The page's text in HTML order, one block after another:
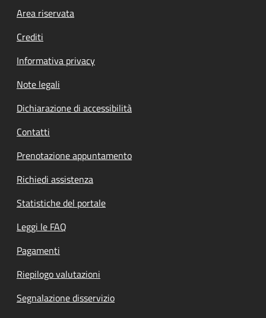
Footer menu
Area riservata
Crediti
Informativa privacy
Note legali
Dichiarazione di accessibilità
Contatti
Prenotazione appuntamento
Richiedi assistenza
Statistiche del portale
Leggi le FAQ
Pagamenti
Riepilogo valutazioni
Segnalazione disservizio